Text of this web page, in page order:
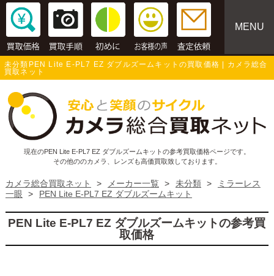
MENU
未分類PEN Lite E-PL7 EZ ダブルズームキットの買取価格 | カメラ総合
買取ネット
現在のPEN Lite E-PL7 EZ ダブルズームキットの参考買取価格ページです。
その他ののカメラ、レンズも高価買取致しております。
カメラ総合買取ネット > メーカー一覧 > 未分類 >
ミラーレス
一眼
> PEN Lite E-PL7 EZ ダブルズームキット
PEN Lite E-PL7 EZ ダブルズームキットの参考買
取価格